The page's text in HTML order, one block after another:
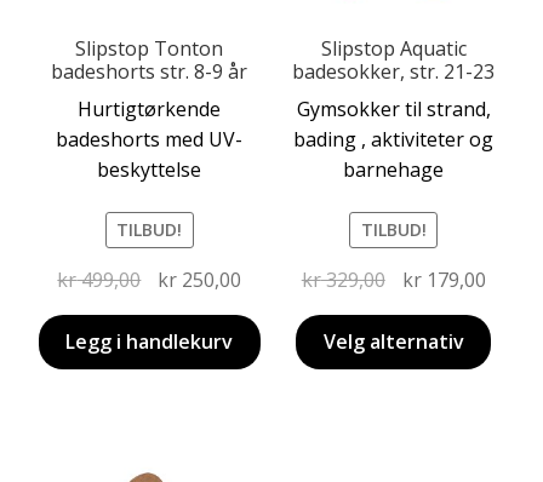
Slipstop Tonton
badeshorts str. 8-9 år
Hurtigtørkende
badeshorts med UV-
beskyttelse
TILBUD!
kr499,00
Opprinnelig
pris
var:
kr 499,00.
kr 250,00 Nåværende
pris
er:
kr 250,00.
Legg i handlekurv
Slipstop Aquatic
badesokker, str. 21-23
Gymsokker til strand,
bading , aktiviteter og
barnehage
TILBUD!
kr329,00
Opprinnelig
pris
var:
kr 329,00.
kr179,00
er:
kr
Velg alternativ
Dette
produktet
har
flere
Alternativene
velges
produktsiden